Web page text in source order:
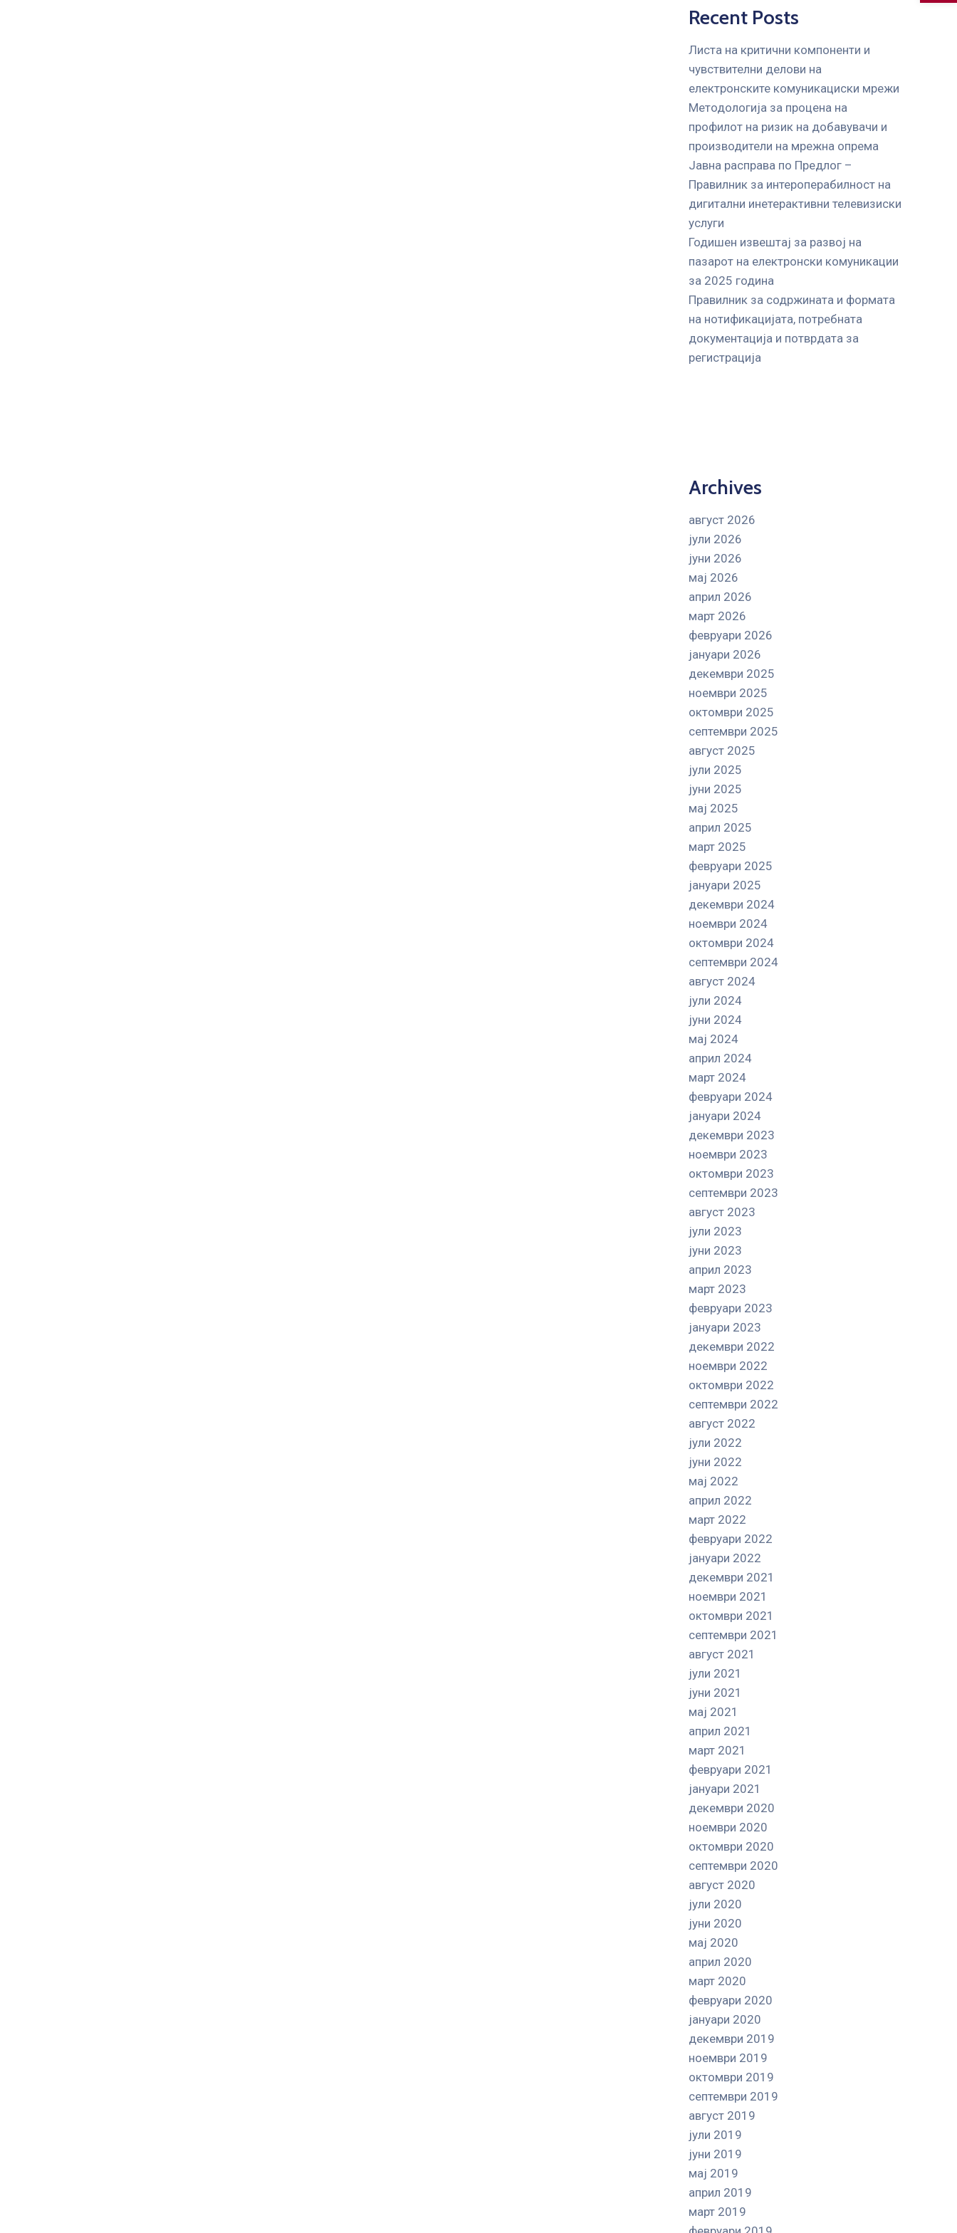
Recent Posts
Листа на критични компоненти и
чувствителни делови на
електронските комуникациски мрежи
Mетодологија за процена на
профилот на ризик на добавувачи и
производители на мрежна опрема
Јавна расправа по Предлог –
Правилник за интероперабилност на
дигитални инетерактивни телевизиски
услуги
Годишен извештај за развој на
пазарот на електронски комуникации
за 2025 година
Правилник за содржината и формата
на нотификацијата, потребната
документација и потврдата за
регистрација
Archives
август 2026
јули 2026
јуни 2026
мај 2026
април 2026
март 2026
февруари 2026
јануари 2026
декември 2025
ноември 2025
октомври 2025
септември 2025
август 2025
јули 2025
јуни 2025
мај 2025
април 2025
март 2025
февруари 2025
јануари 2025
декември 2024
ноември 2024
октомври 2024
септември 2024
август 2024
јули 2024
јуни 2024
мај 2024
април 2024
март 2024
февруари 2024
јануари 2024
декември 2023
ноември 2023
октомври 2023
септември 2023
август 2023
јули 2023
јуни 2023
април 2023
март 2023
февруари 2023
јануари 2023
декември 2022
ноември 2022
октомври 2022
септември 2022
август 2022
јули 2022
јуни 2022
мај 2022
април 2022
март 2022
февруари 2022
јануари 2022
декември 2021
ноември 2021
октомври 2021
септември 2021
август 2021
јули 2021
јуни 2021
мај 2021
април 2021
март 2021
февруари 2021
јануари 2021
декември 2020
ноември 2020
октомври 2020
септември 2020
август 2020
јули 2020
јуни 2020
мај 2020
април 2020
март 2020
февруари 2020
јануари 2020
декември 2019
ноември 2019
октомври 2019
септември 2019
август 2019
јули 2019
јуни 2019
мај 2019
април 2019
март 2019